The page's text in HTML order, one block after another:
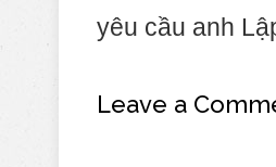
yêu cầu anh
Leave a